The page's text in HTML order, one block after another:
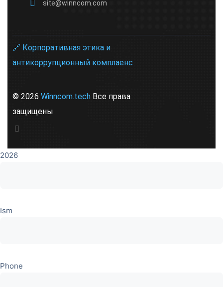
site@winncom.com
🔗 Корпоративная этика и
антикоррупционный комплаенс
© 2026 Winncom.tech Все права
защищены
2026
Ism
Phone